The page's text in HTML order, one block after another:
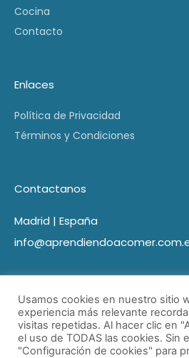
Cocina
Contacto
Enlaces
Política de Privacidad
Términos y Condiciones
Contactanos
Madrid | España
Usamos cookies en nuestro sitio
experiencia más relevante
visitas repetidas. Al hacer clic en
el uso de TODAS las cookies. Sin
"Configuración de cookies" para